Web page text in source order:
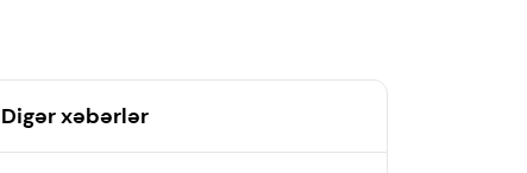
Digər xəbərlər